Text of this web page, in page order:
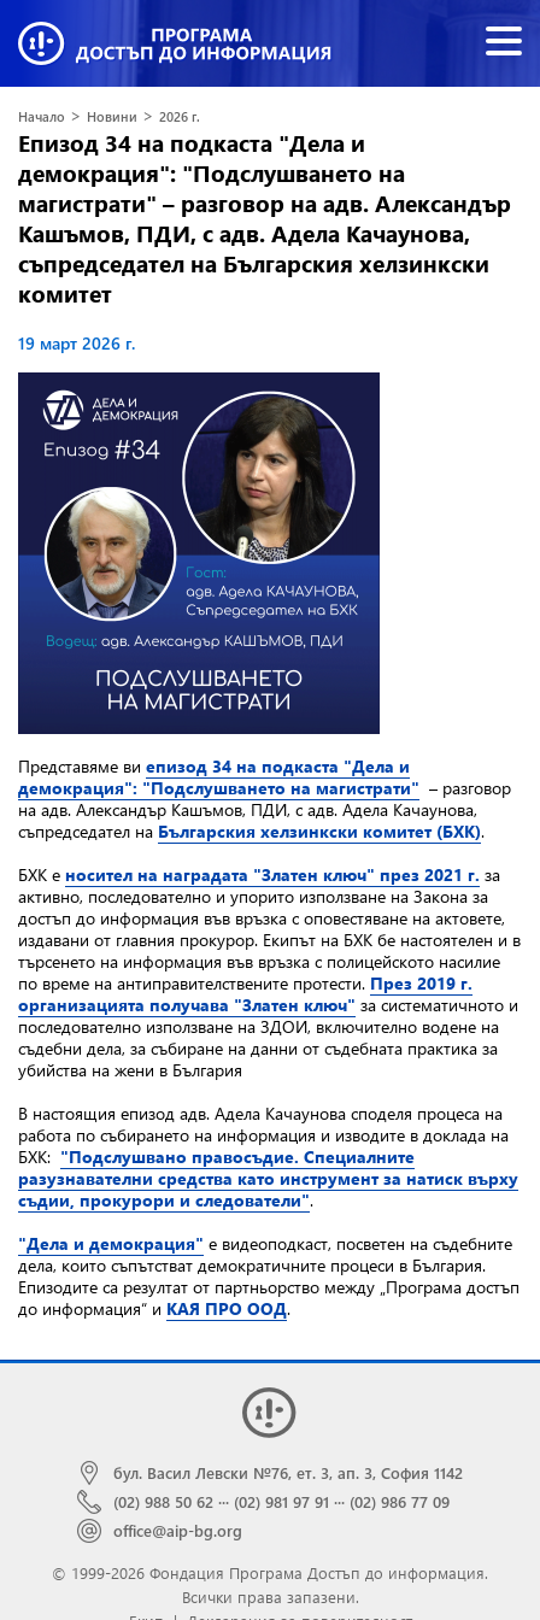
Начало > Новини > 2026 г.
Епизод 34 на подкаста "Дела и
демокрация": "Подслушването на
магистрати" – разговор на адв. Александър
Кашъмов, ПДИ, с адв. Адела Качаунова,
съпредседател на Българския хелзинкски
комитет
19 март 2026 г.
Представяме ви епизод 34 на подкаста "Дела и
демокрация": "Подслушването на магистрати" – разговор
на адв. Александър Кашъмов, ПДИ, с адв. Адела Качаунова,
съпредседател на Българския хелзинкски комитет (БХК).
БХК е носител на наградата "Златен ключ" през 2021 г. за
активно, последователно и упорито използване на Закона за
достъп до информация във връзка с оповестяване на актовете,
издавани от главния прокурор. Екипът на БХК бе настоятелен и в
търсенето на информация във връзка с полицейското насилие
по време на антиправителствените протести. През 2019 г.
организацията получава "Златен ключ" за систематичното и
последователно използване на ЗДОИ, включително водене на
съдебни дела, за събиране на данни от съдебната практика за
убийства на жени в България
В настоящия епизод адв. Адела Качаунова споделя процеса на
работа по събирането на информация и изводите в доклада на
БХК: "Подслушвано правосъдие. Специалните
разузнавателни средства като инструмент за натиск върху
съдии, прокурори и следователи".
"Дела и демокрация" e видеоподкаст, посветен на съдебните
дела, които съпътстват демократичните процеси в България.
Епизодите са резултат от партньорство между „Програма достъп
до информация“ и КАЯ ПРО ООД.
бул. Васил Левски №76, ет. 3, ап. 3, София 1142
(02) 988 50 62 ··· (02) 981 97 91 ··· (02) 986 77 09
office@aip-bg.org
© 1999-2026 Фондация Програма Достъп до информация.
Всички права запазени.